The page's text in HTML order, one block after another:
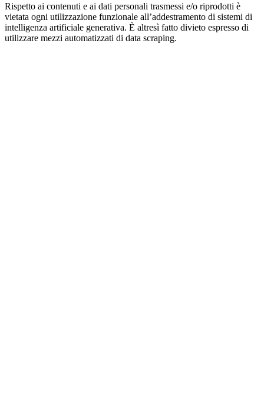
Rispetto ai contenuti e ai dati personali trasmessi e/o riprodotti è
vietata ogni utilizzazione funzionale all’addestramento di sistemi di
intelligenza artificiale generativa. È altresì fatto divieto espresso di
utilizzare mezzi automatizzati di data scraping.